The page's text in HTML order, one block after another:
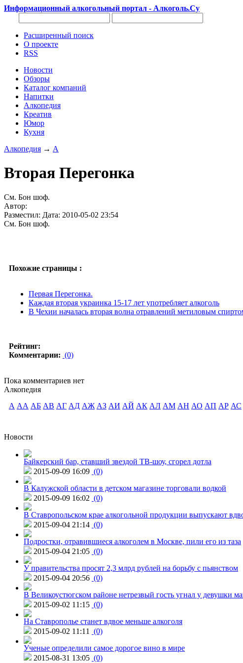
Информационный алкогольный портал - Алкоголь.Су
Расширенный поиск
О проекте
RSS
Новости
Обзоры
Каталог компаний
Напитки
Алкопедия
Креатив
Юмор
Кухня
Алкопедия → А
Вторая Перегонка
См. Бон шоф.
Автор:
Разместил: Дата: 2010-05-02 23:54
См. Бон шоф.
Похожие страницы :
Первая Перегонка.
Каждая вторая украинка 15-17 лет употребляет алкоголь
В Чехии началась вторая волна отравлений метиловым
Рейтинг:
Комментарии: (0)
Пока комментариев нет
Алкопедия
А АА АБ АВ АГ АД АЖ АЗ АИ АЙ АК АЛ АМ АН АО АП АР АС
Новости
Байкерский бар, ставший звездой ТВ-шоу, сгорел дотла
2015-09-09 16:09 (0)
В Калужской области в детском магазине торговали водкой
2015-09-09 16:02 (0)
В Ставропольском крае алкогольной продукции выпускают
2015-09-04 21:14 (0)
Подростки, отравившиеся алкоголем в Москве, пили его из таза
2015-09-04 21:05 (0)
У правительства просят 2,3 млрд рублей на борьбу с пьянством
2015-09-04 20:56 (0)
В Великоустюгском районе нетрезвый гость угнал у девушки
2015-09-02 11:15 (0)
На Ставрополье станет вдвое меньше алкоголя
2015-09-02 11:11
(0)
Ученые определили самое дорогое вино в мире
2015-08-31 13:05 (0)